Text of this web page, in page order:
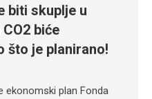
biti skuplje u
biće
što je planirano!
ekonomski plan Fonda